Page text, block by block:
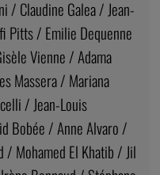
/ Claudine Galea / Jean-
Pitts / Emilie Dequenne
Vienne / Adama
Massera / Mariana
/ Jean-Louis
Bobée / Anne Alvaro /
/ Mohamed El Khatib / Jil